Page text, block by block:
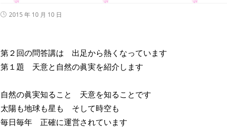
投 2015 年 10 月 10 日
第２回の問答講は 出足から熱くなっています
第１題 天意と自然の眞実を紹介します
自然の眞実知ること 天意を知ることです
太陽も地球も星も そして時空も
毎日毎年 正確に運営されています